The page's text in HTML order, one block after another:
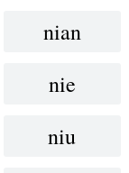
nian
nie
niu